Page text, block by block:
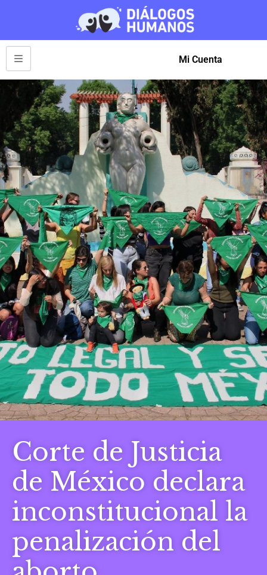
Mi Cuenta
Corte de Justicia
de México declara
inconstitucional la
penalización del